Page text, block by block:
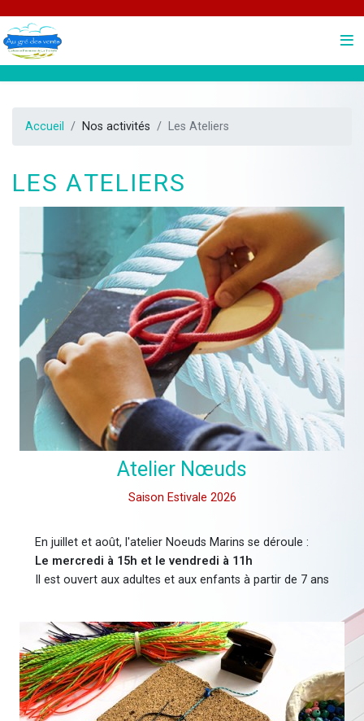
Accueil Nos activités Les Ateliers
Les Ateliers
Atelier Nœuds
Saison Estivale 2026
En juillet et août, l'atelier Noeuds Marins se déroule :
Le mercredi à 15h et le vendredi à 11h
Il est ouvert aux adultes et aux enfants à partir de 7 ans